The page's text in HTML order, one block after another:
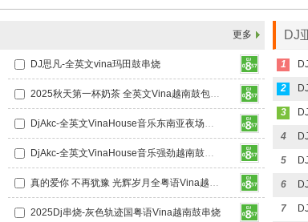
更多
DJ思凡-全英文vina玛田鼓串烧
2025秋天第一杯奶茶 全英文Vina越南鼓包房DJ串烧
DjAkc-全英文VinaHouse音乐东南亚夜场不眠之夜摇摆DJ串烧
DjAkc-全英文VinaHouse音乐强劲越南鼓极速摇摆靓碟
真的爱你 不再犹豫 光辉岁月全粤语Vina越南鼓DJ串烧
2025Dj串烧-灰色轨迹国粤语Vina越南鼓串烧
DJ
1
2
3
4
5
6
7